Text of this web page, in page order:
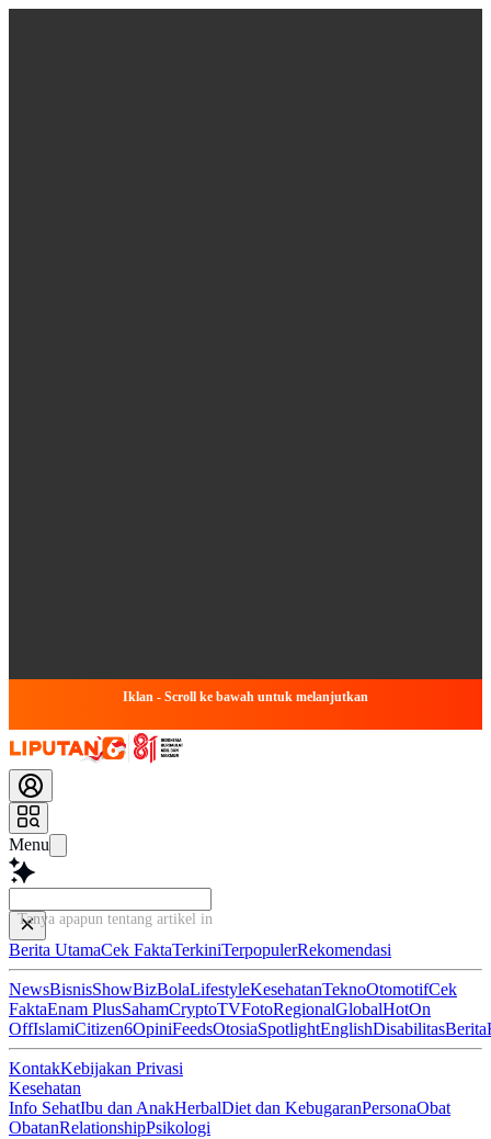
Iklan - Scroll ke bawah untuk melanjutkan
Menu
Tanya apapun tentang artikel ini..
Berita UtamaCek FaktaTerkiniTerpopulerRekomendasi
NewsBisnisShowBizBolaLifestyleKesehatanTeknoOtomotifCek
FaktaEnam PlusSahamCryptoTVFotoRegionalGlobalHotOn
OffIslamiCitizen6OpiniFeedsOtosiaSpotlightEnglishDisabilitasBerita
KontakKebijakan Privasi
Kesehatan
Info SehatIbu dan AnakHerbalDiet dan KebugaranPersonaObat
ObatanRelationshipPsikologi